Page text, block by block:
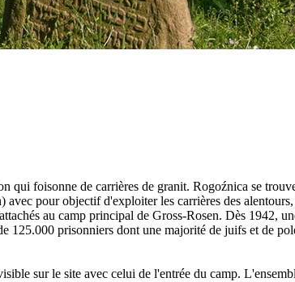
foisonne de carrières de granit. Rogoźnica se
pour objectif d'exploiter les carrières des
au camp principal de Gross-Rosen. Dès 1942,
125.000 prisonniers dont une majorité de juifs et de
sur le site avec celui de l'entrée du camp.